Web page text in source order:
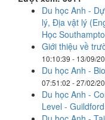
Du học Anh -
lý, Địa vật lý
Học
Giới thiệu về
10:10:39 - 13/09/
Du học Anh -
07:51:02 - 27/02/
Du học Anh -
Level -